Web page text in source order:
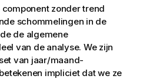
zonder trend
schommelingen in de
de algemene
van de analyse. We zijn
van jaar/maand-
impliciet dat we ze